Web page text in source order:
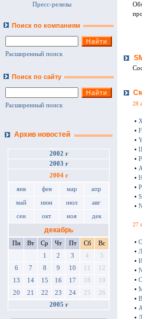
Пресс-релизы
Поиск по компаниям
Расширенный поиск
Поиск по сайту
Расширенный поиск
Архив новостей
2002 г
2003 г
2004 г
янв фев мар апр
май июн июл авг
сен окт ноя дек
декабрь
Пн Вт Ср Чт Пт Сб
Вс
1
2 3 4
5
6
7 8 9 10 11
12
13
14 15 16 17 18
19
20
21 22 23 24 25
26
2005 г
28
•
•
•
•
•
•
•
•
•
•
27
•
•
•
•
•
•
•
•
•